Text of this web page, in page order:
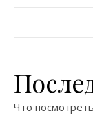
Что